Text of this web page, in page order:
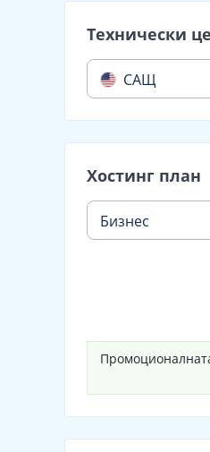
Технически
САЩ
Хостинг план
Бизнес